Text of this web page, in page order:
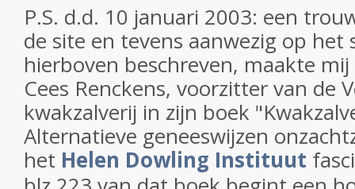
P.S. d.d. 10 januari 2003: een
de site en tevens aanwezig op het
hierboven beschreven, maakte
Cees Renckens, voorzitter van de
kwakzalverij in zijn boek
Alternatieve geneeswijzen
het Helen Dowling Instituut